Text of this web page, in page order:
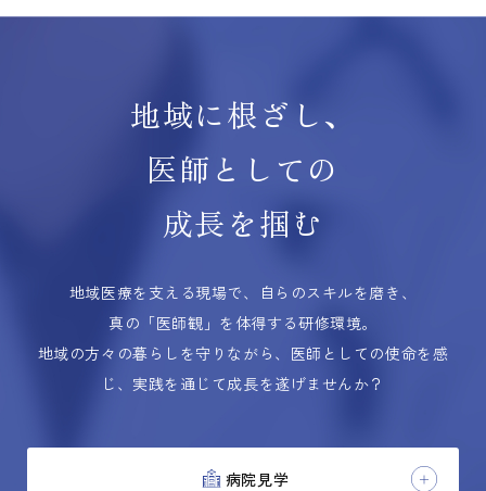
地域に根ざし、
医師としての
成長を掴む
地域医療を支える現場で、自らのスキルを磨き、
真の「医師観」を体得する研修環境。
地域の方々の暮らしを守りながら、医師としての使命を感
じ、実践を通じて成長を遂げませんか？
病院見学